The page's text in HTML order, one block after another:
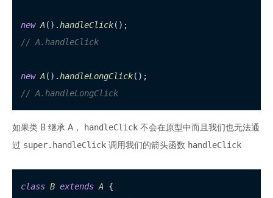
new A ().handleClick
// A.handleClick
new A ().handleLongClick
// A.handleLongClick
如果类 B 继承 A， handleClick 不会在原型中而且我们也无法通
过 super.handleClick 调用我们的箭头函数 handleClick
class B extends A {